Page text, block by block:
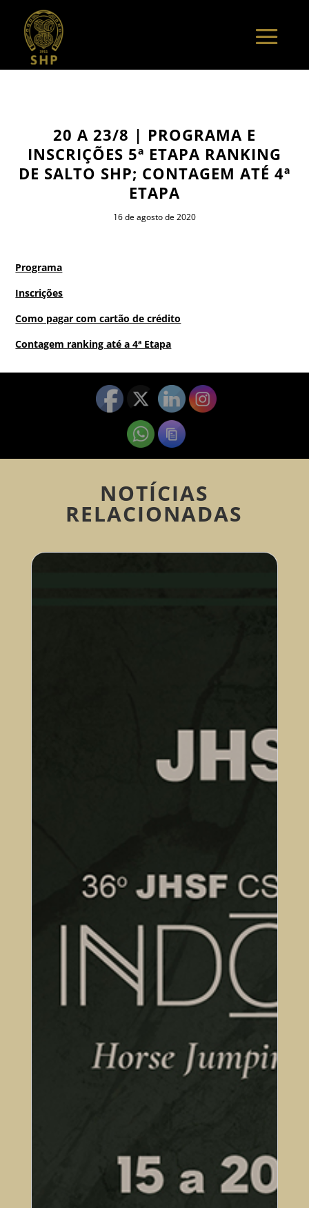
20 A 23/8 | PROGRAMA E
INSCRIÇÕES 5ª ETAPA RANKING
DE SALTO SHP; CONTAGEM ATÉ 4ª
ETAPA
16 de agosto de 2020
Programa
Inscrições
Como pagar com cartão de crédito
Contagem ranking até a 4ª Etapa
NOTÍCIAS
RELACIONADAS